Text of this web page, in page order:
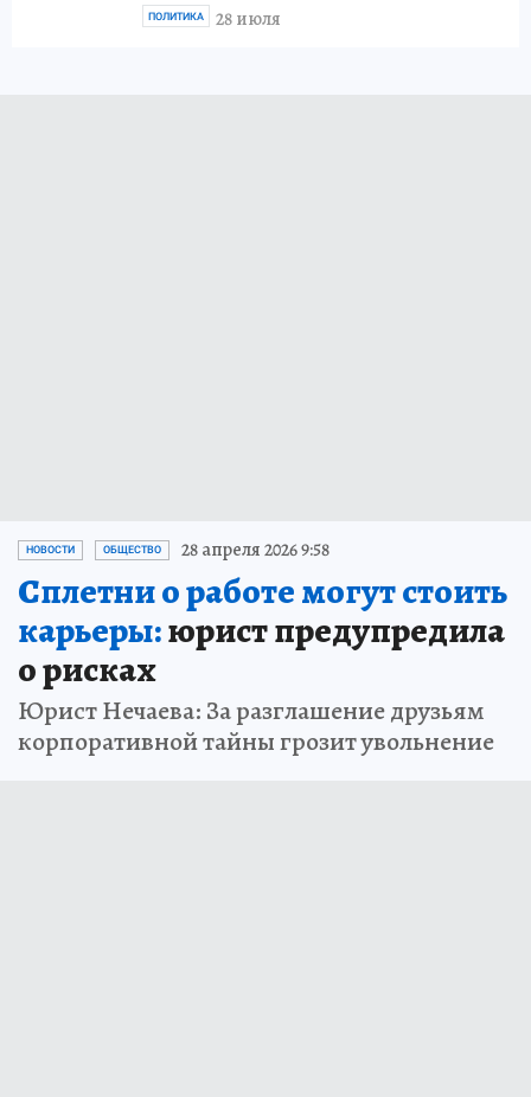
28 июля
ПОЛИТИКА
НОВОСТИ ОБЩЕСТВО 28 апреля 2026 9:58
Сплетни о работе могут стоить
карьеры:юрист предупредила
о рисках
Юрист Нечаева: За разглашение друзьям
корпоративной тайны грозит увольнение